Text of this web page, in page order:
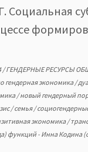
ее изучения
ресурса
Социальная
/ГЕНДЕРНЫЕ РЕСУРСЫ
гендерная экономика/
/новый гендерный
/семья/
экономика/
функций- Инна Кодина